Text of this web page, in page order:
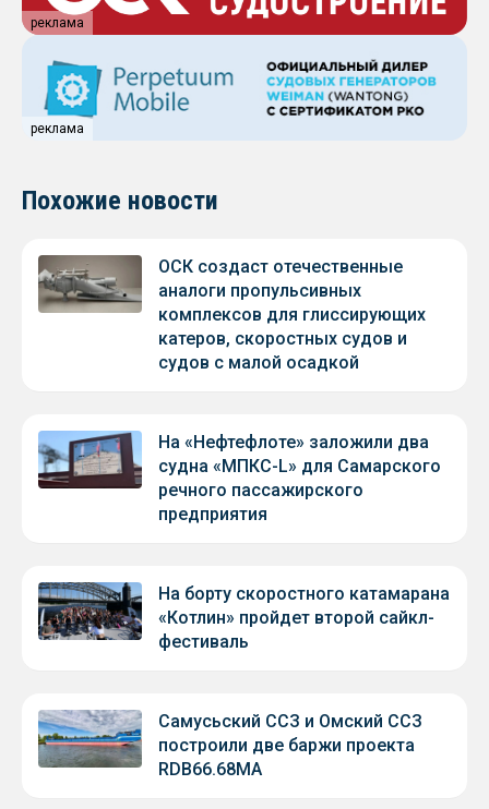
реклама
реклама
Похожие новости
ОСК создаст отечественные
аналоги пропульсивных
комплексов для глиссирующих
катеров, скоростных судов и
судов с малой осадкой
На «Нефтефлоте» заложили два
судна «МПКС-L» для Самарского
речного пассажирского
предприятия
На борту скоростного катамарана
«Котлин» пройдет второй сайкл-
фестиваль
Самусьский ССЗ и Омский ССЗ
построили две баржи проекта
RDB66.68МА